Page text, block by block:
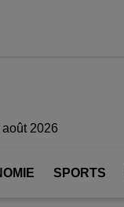
2026
SPORTS